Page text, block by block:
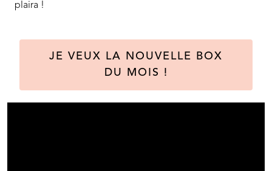
plaira !
JE VEUX LA NOUVELLE BOX
DU MOIS !